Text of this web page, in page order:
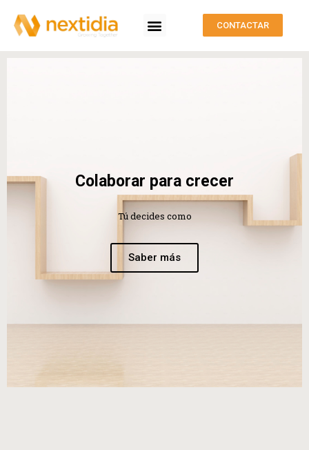
CONTACTAR
Colaborar para crecer
Tú decides como
Saber más